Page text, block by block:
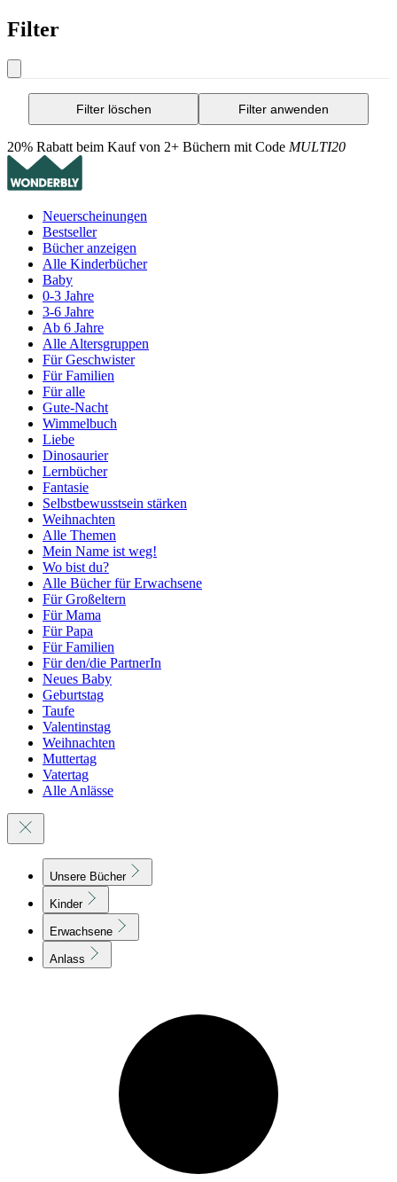
Filter
Filter löschen Filter anwenden
20% Rabatt beim Kauf von 2+ Büchern mit Code MULTI20
Neuerscheinungen
Bestseller
Bücher anzeigen
Alle Kinderbücher
Baby
0-3 Jahre
3-6 Jahre
Ab 6 Jahre
Alle Altersgruppen
Für Geschwister
Für Familien
Für alle
Gute-Nacht
Wimmelbuch
Liebe
Dinosaurier
Lernbücher
Fantasie
Selbstbewusstsein stärken
Weihnachten
Alle Themen
Mein Name ist weg!
Wo bist du?
Alle Bücher für Erwachsene
Für Großeltern
Für Mama
Für Papa
Für Familien
Für den/die PartnerIn
Neues Baby
Geburtstag
Taufe
Valentinstag
Weihnachten
Muttertag
Vatertag
Alle Anlässe
Unsere Bücher
Kinder
Erwachsene
Anlass